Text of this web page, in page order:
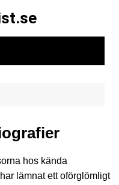
hos kända
lämnat ett oförglömligt